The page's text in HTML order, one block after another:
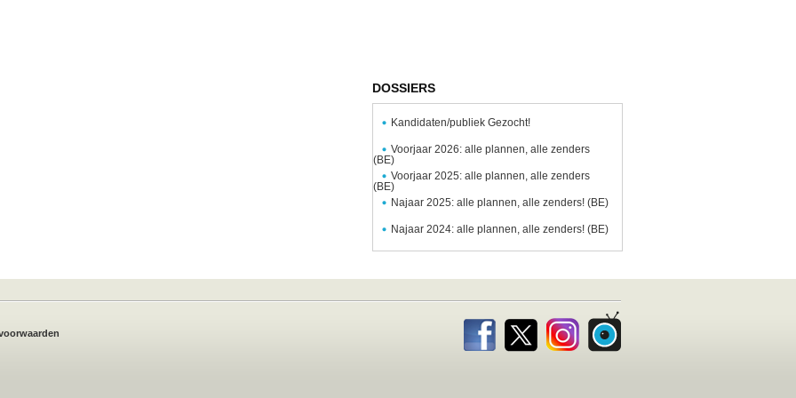
DOSSIERS
Kandidaten/publiek Gezocht!
Voorjaar 2026: alle plannen, alle zenders
(BE)
Voorjaar 2025: alle plannen, alle zenders
(BE)
Najaar 2025: alle plannen, alle zenders! (BE)
Najaar 2024: alle plannen, alle zenders! (BE)